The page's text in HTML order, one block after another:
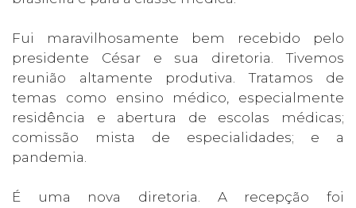
Fui maravilhosamente bem recebido pelo
presidente César e sua diretoria. Tivemos
reunião altamente produtiva. Tratamos de
temas como ensino médico, especialmente
residência e abertura de escolas médicas;
comissão mista de especialidades; e a
pandemia.
É uma nova diretoria. A recepção foi